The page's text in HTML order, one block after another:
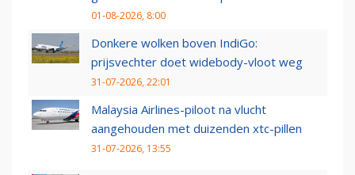
01-08-2026, 8:00
Donkere wolken boven IndiGo:
prijsvechter doet widebody-vloot weg
31-07-2026, 22:01
Malaysia Airlines-piloot na vlucht
aangehouden met duizenden xtc-pillen
31-07-2026, 13:55